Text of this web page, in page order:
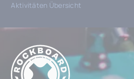
Aktivitäten Übersicht